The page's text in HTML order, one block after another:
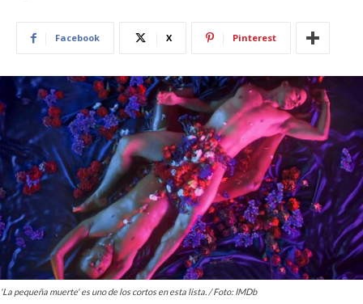
Facebook X Pinterest
'La pequeña muerte' es uno de los cortos en esta lista. / Foto: IMDb